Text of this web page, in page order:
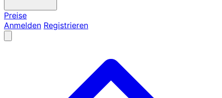
Preise
Anmelden Registrieren